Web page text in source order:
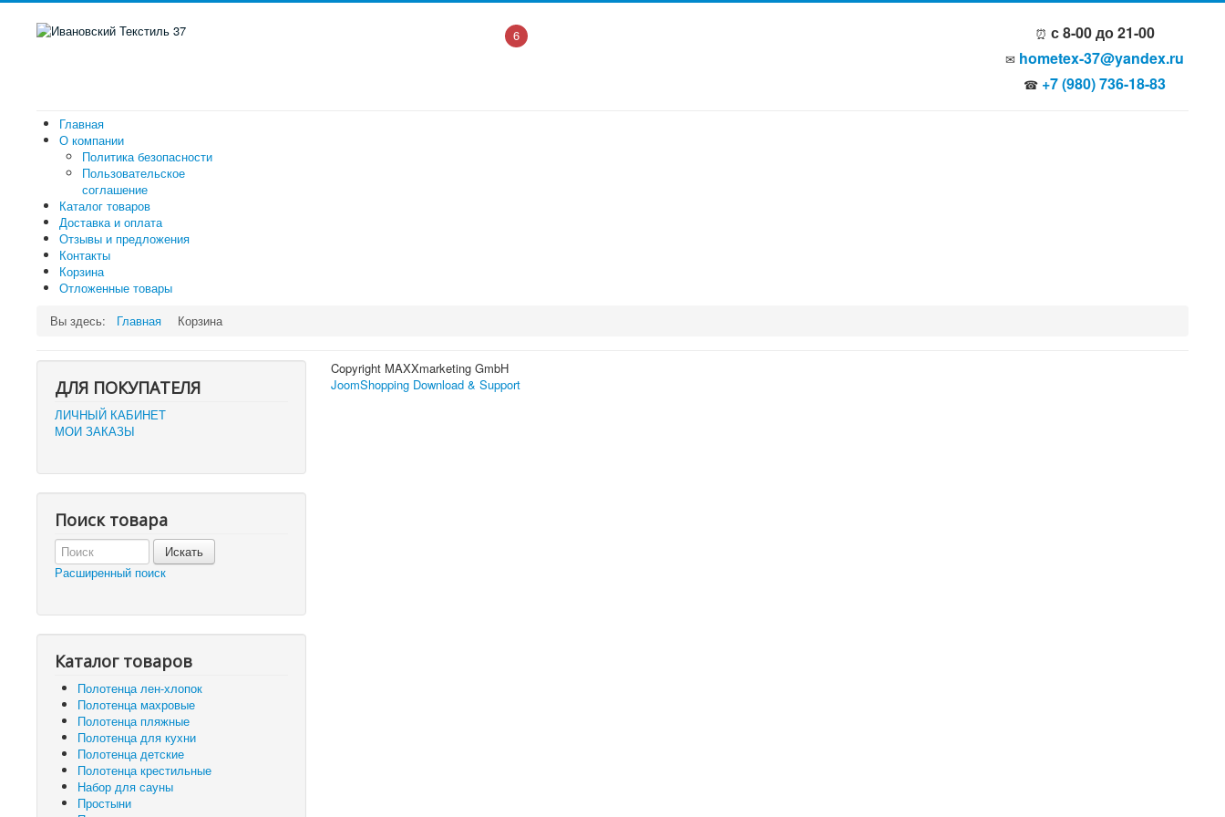
⏰ с 8-00 до 21-00
✉ hometex-37@yandex.ru
☎ +7 (980) 736-18-83
6
Главная
О компании
Политика безопасности
Пользовательское
соглашение
Каталог товаров
Доставка и оплата
Отзывы и предложения
Контакты
Корзина
Отложенные товары
Вы здесь:
Главная Корзина
ДЛЯ ПОКУПАТЕЛЯ
ЛИЧНЫЙ КАБИНЕТ
МОИ ЗАКАЗЫ
Поиск товара
Расширенный поиск
Каталог товаров
Полотенца лен-хлопок
Полотенца махровые
Полотенца пляжные
Полотенца для кухни
Полотенца детские
Полотенца крестильные
Набор для сауны
Простыни
Copyright MAXXmarketing GmbH
JoomShopping Download & Support